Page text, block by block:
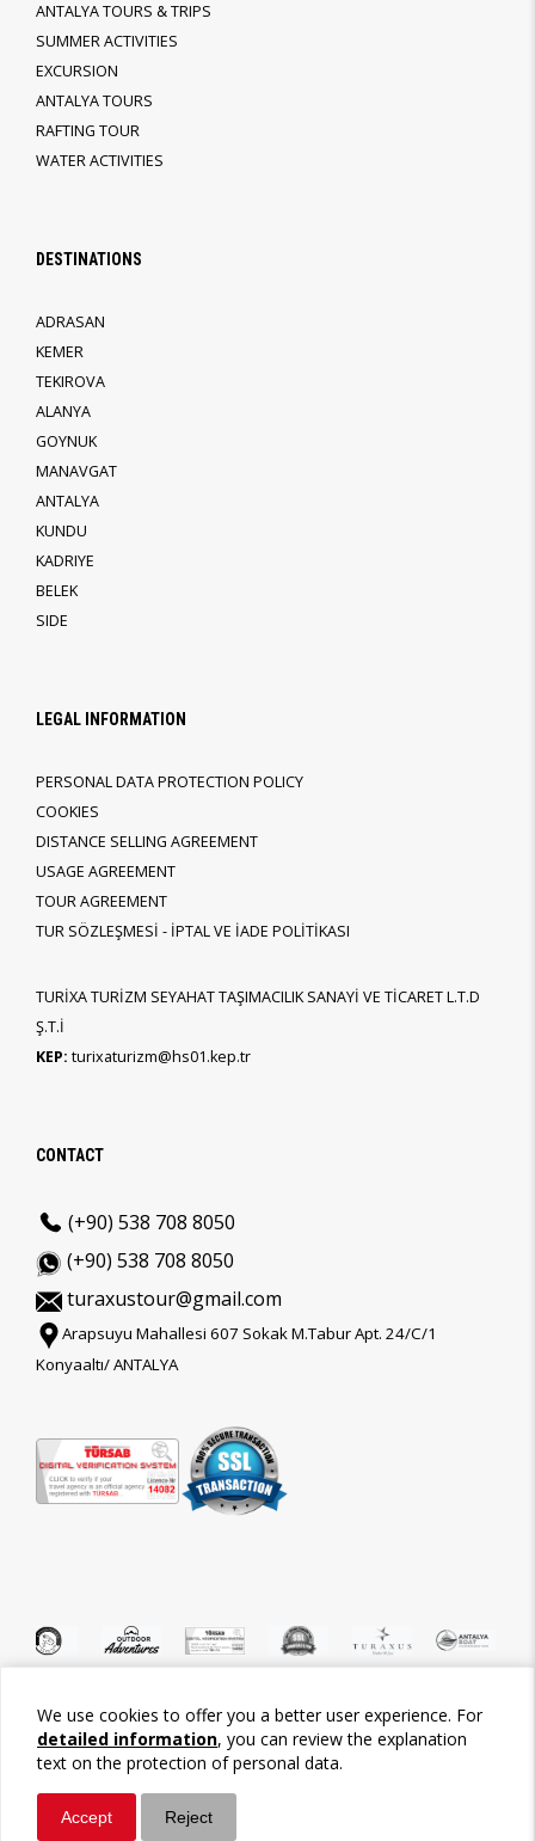
We use cookies to offer you a better user experience. For
detailed information, you can review the explanation
text on the protection of personal data.
Accept Reject
ANTALYA TOURS & TRIPS
SUMMER ACTIVITIES
EXCURSION
ANTALYA TOURS
RAFTING TOUR
WATER ACTIVITIES
DESTINATIONS
ADRASAN
KEMER
TEKIROVA
ALANYA
GOYNUK
MANAVGAT
ANTALYA
KUNDU
KADRIYE
BELEK
SIDE
LEGAL INFORMATION
PERSONAL DATA PROTECTION POLICY
COOKIES
DISTANCE SELLING AGREEMENT
USAGE AGREEMENT
TOUR AGREEMENT
TUR SÖZLEŞMESİ - İPTAL VE İADE POLİTİKASI
TURİXA TURİZM SEYAHAT TAŞIMACILIK SANAYİ VE TİCARET L.T.D
Ş.T.İ
KEP: turixaturizm@hs01.kep.tr
CONTACT
(+90) 538 708 8050
(+90) 538 708 8050
turaxustour@gmail.com
Arapsuyu Mahallesi 607 Sokak M.Tabur Apt. 24/C/1
Konyaaltı/ ANTALYA
©2026 Tour-Trips